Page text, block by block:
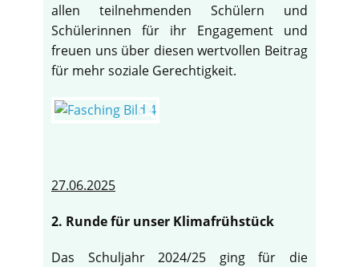
allen teilnehmenden Schülern und
Schülerinnen für ihr Engagement und
freuen uns über diesen wertvollen Beitrag
für mehr soziale Gerechtigkeit.
27.06.2025
2. Runde für unser Klimafrühstück
Das Schuljahr 2024/25 ging für die